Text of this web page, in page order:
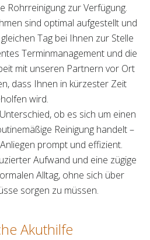
Rohrreinigung zur Verfügung.
sind optimal aufgestellt und
Tag bei Ihnen zur Stelle
Terminmanagement und die
mit unseren Partnern vor Ort
dass Ihnen in kürzester Zeit
wird.
ob es sich um einen
Reinigung handelt –
prompt und effizient.
Aufwand und eine zügige
Alltag, ohne sich über
sorgen zu müssen.
Akuthilfe